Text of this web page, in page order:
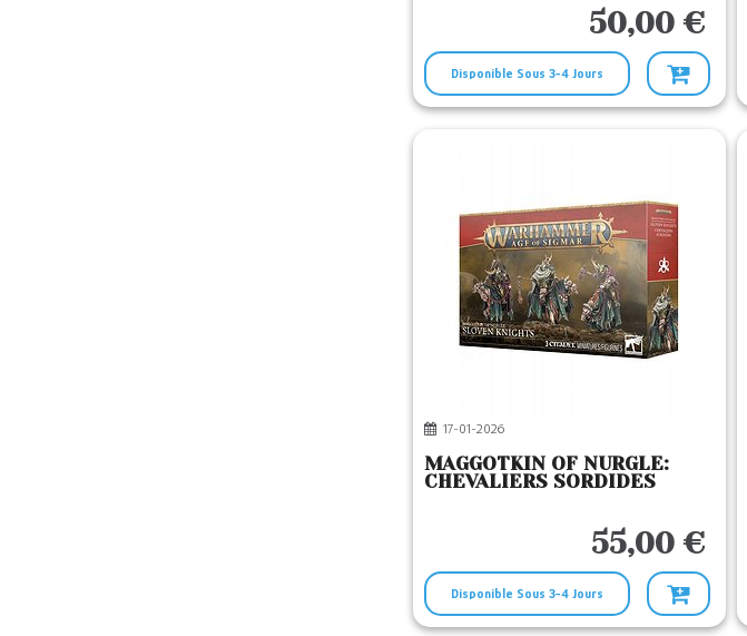
50,00 €
Disponible Sous 3-4 Jours
17-01-2026
MAGGOTKIN OF NURGLE:
CHEVALIERS SORDIDES
55,00 €
Disponible Sous 3-4 Jours